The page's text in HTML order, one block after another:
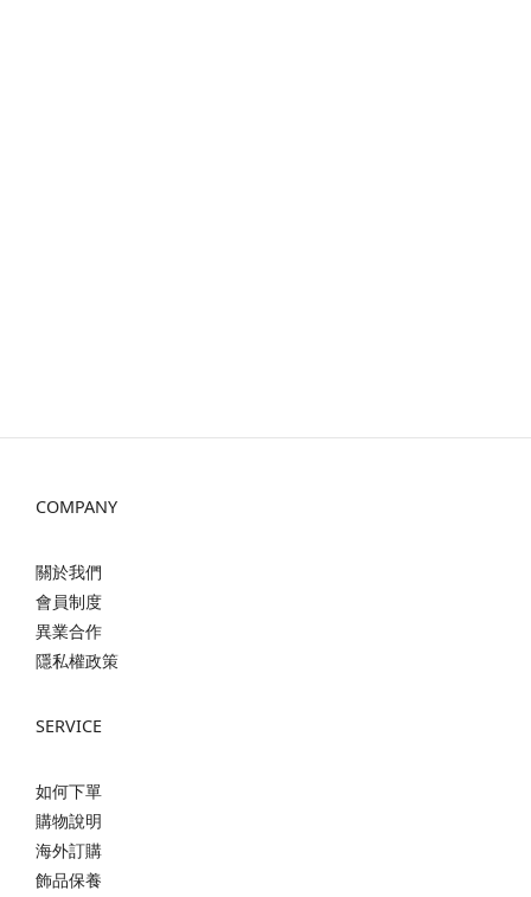
COMPANY
關於我們
會員制度
異業合作
隱私權政策
SERVICE
如何下單
購物說明
海外訂購
飾品保養